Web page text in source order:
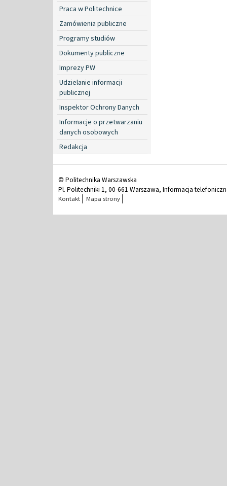
Praca w Politechnice
Zamówienia publiczne
Programy studiów
Dokumenty publiczne
Imprezy PW
Udzielanie informacji
publicznej
Inspektor Ochrony Danych
Informacje o przetwarzaniu
danych osobowych
Redakcja
© Politechnika Warszawska
Pl. Politechniki 1, 00-661 Warszawa, Informacja
Kontakt Mapa strony